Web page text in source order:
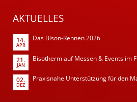
AKTUELLES
14.
APR
Das Bison-Rennen 2026
21.
JAN
Bisotherm auf Messen & Events im
02.
DEZ
Praxisnahe Unterstützung für den